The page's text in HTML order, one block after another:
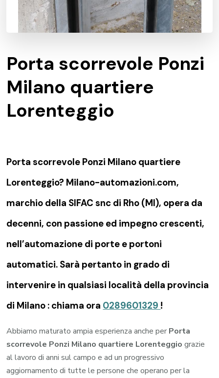
Porta scorrevole Ponzi
Milano quartiere
Lorenteggio
Porta scorrevole Ponzi Milano quartiere
Lorenteggio? Milano-automazioni.com,
marchio della SIFAC snc di Rho (MI), opera da
decenni, con passione ed impegno crescenti,
nell’automazione di porte e portoni
automatici. Sarà pertanto in grado di
intervenire in qualsiasi località della provincia
di Milano : chiama ora 0289601329 !
Abbiamo maturato ampia esperienza anche per Porta
scorrevole Ponzi Milano quartiere Lorenteggio grazie
al lavoro di anni sul campo e ad un progressivo
aggiornamento di tutte le persone che operano per la